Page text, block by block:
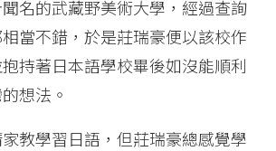
名的武藏野美術大學，經過查詢
當不錯，於是莊瑞豪便以該校作
持著日本語學校畢後如沒能順利
想法。
教學習日語，但莊瑞豪總感覺學